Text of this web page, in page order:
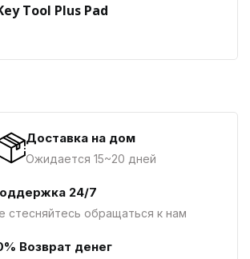
Tool Plus Pad
Доставка на дом
Ожидается 15~20 дней
24/7
стесняйтесь обращаться к нам
Возврат денег